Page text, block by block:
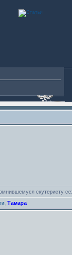
скутеристу
Тамара